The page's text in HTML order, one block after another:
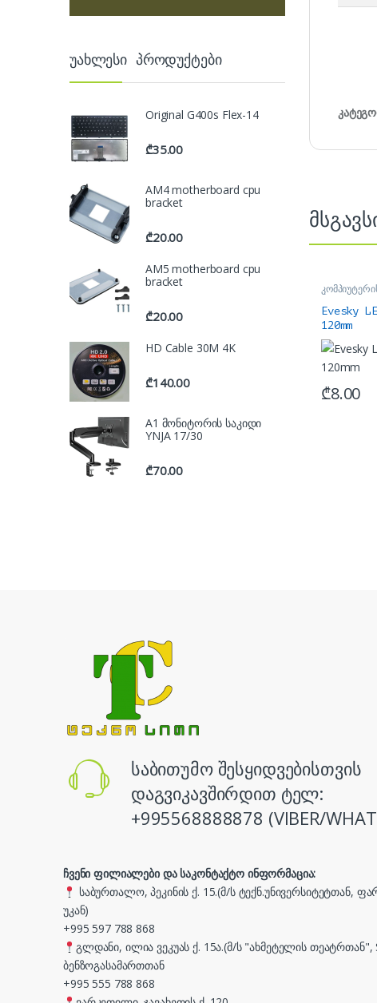
ქულერები
Evesky
120mm
₾8.00
უახლესი პროდუქტები
Original G400s Flex-14
₾35.00
AM4 motherboard cpu
bracket
₾20.00
AM5 motherboard cpu
bracket
₾20.00
HD Cable 30M 4K
₾140.00
A1 მონიტორის საკიდი
YNJA 17/30
₾70.00
საბითუმო შესყიდვებისთვის
დაგვიკავშირდით ტელ:
+995568888878 (VIBER/
ჩვენი ფილიალები და საკონტაქტო ინფორმაცია:
საბურთალო, პეკინის ქ. 15.(მ/ს ტექნ.უნივერსიტეტთან,
უკან)
+995 597 788 868
გლდანი, ილია ვეკუას ქ. 15ა.(მ/ს "ახმეტელის თეატრთან",
ბენზოგასამართთან
+995 555 788 868